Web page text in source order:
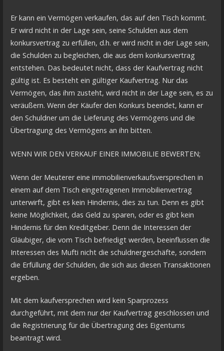
Er kann ein Vermögen verkaufen, das auf den Tisch kommt.
Er wird nicht in der Lage sein, seine Schulden aus dem
konkursvertrag zu erfüllen, d.h. er wird nicht in der Lage sein,
die Schulden zu begleichen, die aus dem konkursvertrag
entstehen. Das bedeutet nicht, dass der Kaufvertrag nicht
gültig ist. Es besteht ein gültiger Kaufvertrag. Nur das
Vermögen, das ihm zusteht, wird nicht in der Lage sein, es zu
veräußern. Wenn der Käufer den Konkurs beendet, kann er
den Schuldner um die Lieferung des Vermögens und die
Übertragung des Vermögens an ihn bitten.
WENN WIR DEN VERKAUF EINER IMMOBILIE BEWERTEN;
Wenn der Meuterer eine immobilienverkaufsversprechen in
einem auf dem Tisch eingetragenen Immobilienvertrag
unterwirft, gibt es kein Hindernis, dies zu tun. Denn es gibt
keine Möglichkeit, das Geld zu sparen, oder es gibt kein
Hindernis für den Kreditgeber. Denn die Interessen der
Gläubiger, die vom Tisch befriedigt werden, beeinflussen die
Interessen des Mufti nicht die schuldnergeschäfte, sondern
die Erfüllung der Schulden, die sich aus diesen Transaktionen
ergeben.
Mit dem kaufversprechen wird kein Sparprozess
durchgeführt, mit dem nur der Kaufvertrag geschlossen und
die Registrierung für die Übertragung des Eigentums
beantragt wird.